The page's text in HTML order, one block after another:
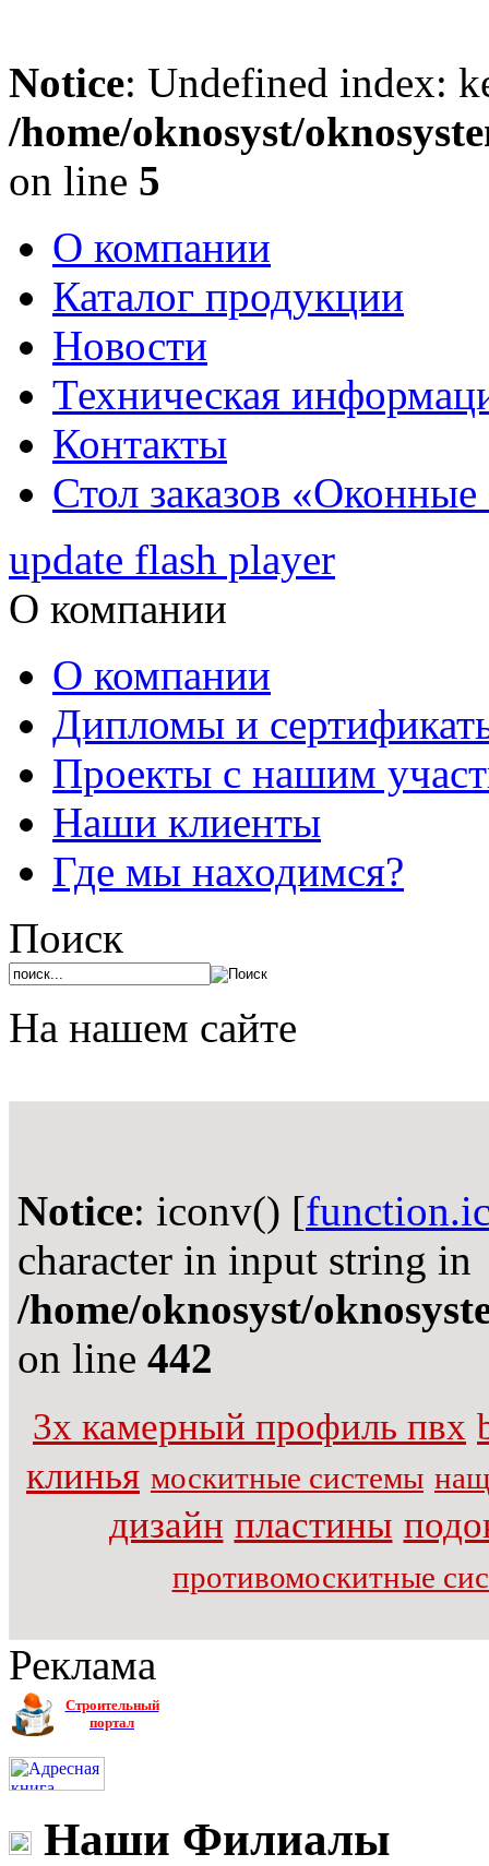
Notice: Undefined index:
/home/oknosyst/
on line 5
О компании
Каталог продукции
Новости
Техническая
Контакты
Стол заказов
update flash player
О компании
О компании
Дипломы и
Проекты с нашим
Наши клиенты
Где мы находимся?
Поиск
На нашем сайте
Notice: iconv() [
character in input string in
/home/oknosyst/
on line 442
3х камерный профиль пвх
клинья москитные системы
дизайн пластины
противомоскитные
Реклама
Строительный
портал
Наши Филиалы